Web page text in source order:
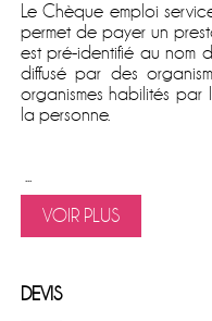
LeChèque emploi
permet de payer un
est pré-identifié au nom
diffusé par des
organismes habilités
la personne.
...
VOIR PLUS
DEVIS